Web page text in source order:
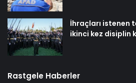
İhraçları istenen
ikinci kez disiplin
Rastgele Haberler